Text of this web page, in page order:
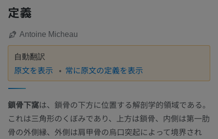
定義
Antoine Micheau
自動翻訳
原文を表示 常に原文の定義を表示
鎖骨下窩は、鎖骨の下方に位置する解剖学的領域である。
これは三角形のくぼみであり、上方は鎖骨、内側は第一肋
骨の外側縁、外側は肩甲骨の烏口突起によって境界され